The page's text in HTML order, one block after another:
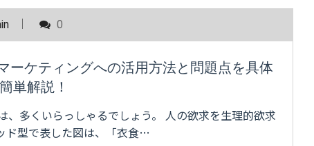
0
ーケティングへの活用方法と問題点を具体
単解説！
多くいらっしゃるでしょう。 人の欲求を生理的欲求
ド型で表した図は、「衣食…